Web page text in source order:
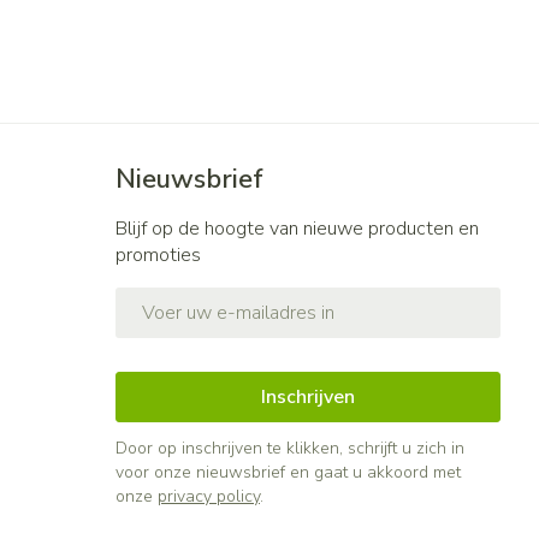
Nieuwsbrief
Blijf op de hoogte van nieuwe producten en
promoties
Inschrijven
Door op inschrijven te klikken, schrijft u zich in
voor onze nieuwsbrief en gaat u akkoord met
onze privacy policy.